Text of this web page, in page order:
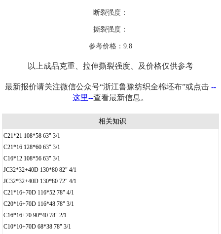
断裂强度：
撕裂强度：
参考价格：9.8
以上成品克重、拉伸撕裂强度、及价格仅供参考
最新报价请关注微信公众号“浙江鲁豫纺织全棉坯布”或点击 --
这里--查看最新信息。
相关知识
C21*21 108*58 63" 3/1
C21*16 128*60 63" 3/1
C16*12 108*56 63" 3/1
JC32*32+40D 130*80 82" 4/1
JC32*32+40D 130*80 72" 4/1
C21*16+70D 116*52 78" 4/1
C20*16+70D 116*48 78" 3/1
C16*16+70 90*40 78" 2/1
C10*10+70D 68*38 78" 3/1